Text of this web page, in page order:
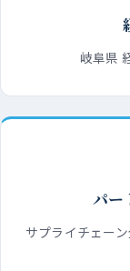
岐阜県
パー
サプライチェー